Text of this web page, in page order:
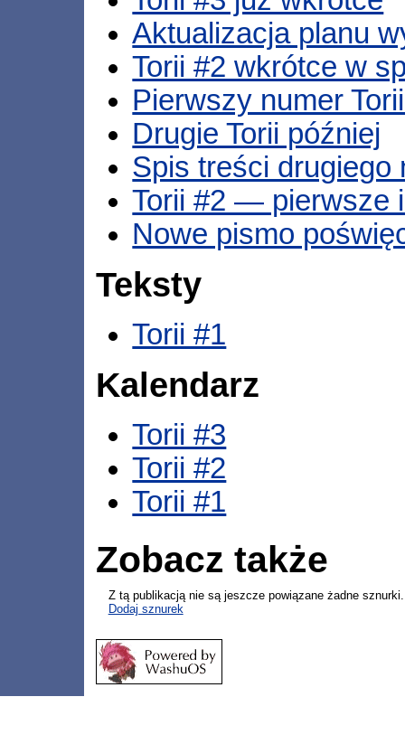
Aktualizacja planu
Torii #2 wkrótce w
Pierwszy numer
Drugie Torii później
Spis treści drugiego
Torii #2 — pierwsze
Nowe pismo
Teksty
Torii #1
Kalendarz
Torii #3
Torii #2
Torii #1
Zobacz także
Z tą publikacją nie są jeszcze powiązane żadne sznurki.
Dodaj sznurek